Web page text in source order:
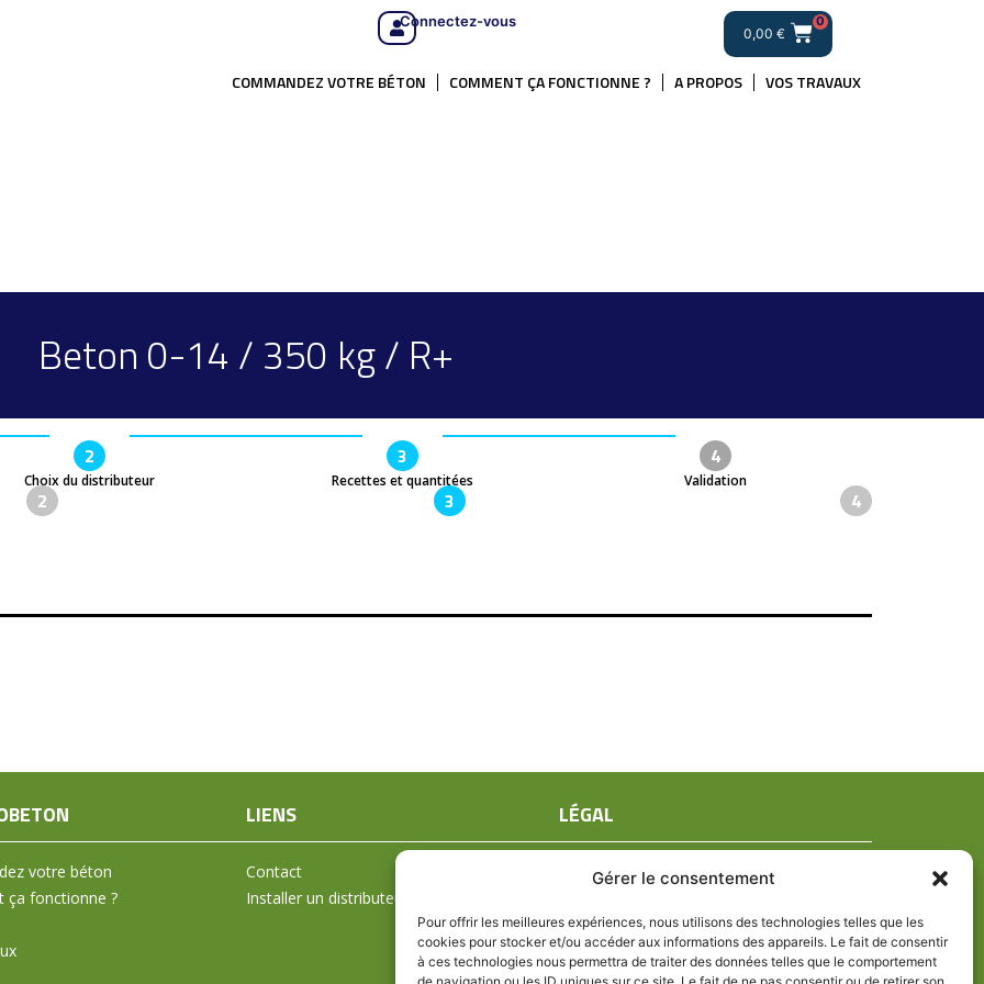
Gérer le consentement
Pour offrir les meilleures expériences, nous utilisons des technologies telles que les
cookies pour stocker et/ou accéder aux informations des appareils. Le fait de consentir
à ces technologies nous permettra de traiter des données telles que le comportement
Connectez-vous
0,00 €
0
COMMANDEZ VOTRE BÉTON COMMENT ÇA FONCTIONNE ? A PROPOS VOS TRAVAUX
Beton 0-14 / 350 kg / R+
2
Choix du distributeur
3
Recettes et quantitées
4
Validation
2 3 4
votre béton
ça fonctionne ?
LIENS
Contact
Installer un distributeur
LÉGAL
Mentions légales
Politique de confidentialité
Politique de cookies (UE)